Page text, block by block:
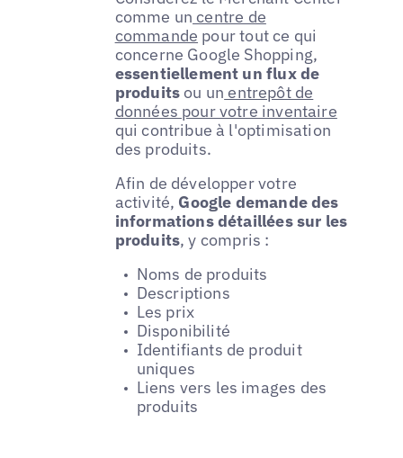
comme un centre de
commande pour tout ce qui
concerne Google Shopping,
essentiellement un flux de
produits ou un entrepôt de
données pour votre inventaire
qui contribue à l'optimisation
des produits.
Afin de développer votre
activité, Google demande des
informations détaillées sur les
produits, y compris :
Noms de produits
Descriptions
Les prix
Disponibilité
Identifiants de produit
uniques
Liens vers les images des
produits